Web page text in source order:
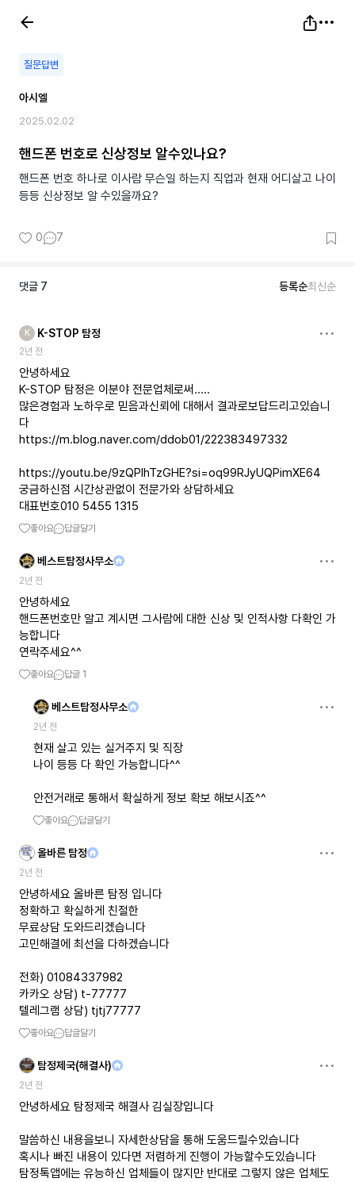
질문답변
아시엘
2025.02.02
핸드폰 번호로 신상정보 알수있나요?
핸드폰 번호 하나로 이사람 무슨일 하는지 직업과 현재 어디살고 나이
등등 신상정보 알 수있을까요?
0 7
댓글 7 등록순최신순
K K-STOP 탐정
2년 전
안녕하세요
K-STOP 탐정은 이분야 전문업체로써.....
많은경험과 노하우로 믿음과신뢰에 대해서 결과로보답드리고있습니
https://m.blog.naver.com/ddob01/222383497332
https://youtu.be/9zQPIhTzGHE?si=oq99RJyUQPimXE64
궁금하신점 시간상관없이 전문가와 상담하세요
대표번호010 5455 1315
좋아요 답글달기
베스트탐정사무소
2년 전
안녕하세요
핸드폰번호만 알고 계시면 그사람에 대한 신상 및 인적사항 다확인 가
능합니다
연락주세요^^
좋아요 답글 1
베스트탐정사무소
2년 전
현재 살고 있는 실거주지 및 직장
나이 등등 다 확인 가능합니다^^
안전거래로 통해서 확실하게 정보 확보 해보시죠^^
좋아요 답글달기
올바른 탐정
2년 전
안녕하세요 올바른 탐정 입니다
정확하고 확실하게 친절한
무료상담 도와드리겠습니다
고민해결에 최선을 다하겠습니다
전화) 01084337982
카카오 상담) t-77777
텔레그램 상담) tjtj77777
좋아요 답글달기
탐정제국(해결사)
2년 전
안녕하세요 탐정제국 해결사 김실장입니다
말씀하신 내용을보니 자세한상담을 통해 도움드릴수있습니다
혹시나 빠진 내용이 있다면 저렴하게 진행이 가능할수도있습니다
탐정톡앱에는 유능하신 업체들이 많지만 반대로 그렇지 않은 업체도